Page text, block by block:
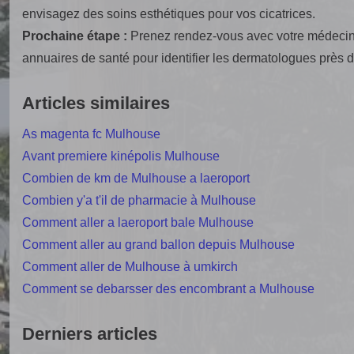
envisagez des soins esthétiques pour vos cicatrices.
Prochaine étape : Prenez rendez-vous avec votre
annuaires de santé pour identifier les dermatologues près
Articles similaires
As magenta fc Mulhouse
Avant premiere kinépolis Mulhouse
Combien de km de Mulhouse a laeroport
Combien y'a t'il de pharmacie à Mulhouse
Comment aller a laeroport bale Mulhouse
Comment aller au grand ballon depuis Mulhouse
Comment aller de Mulhouse à umkirch
Comment se debarsser des encombrant a Mulhouse
Derniers articles